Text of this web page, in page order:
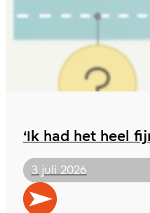
‘Ik had het heel
3 juli 2026